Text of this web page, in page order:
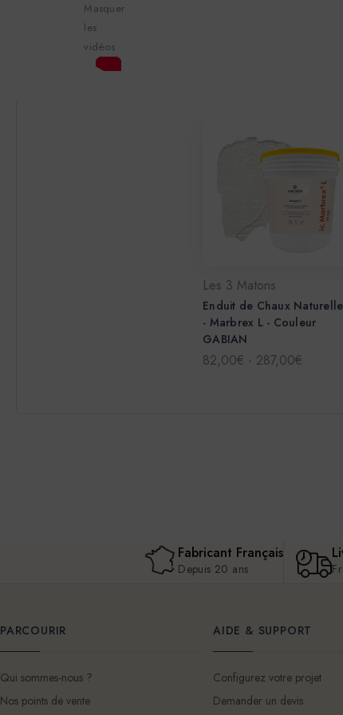
Masquer
les
vidéos
Les 3 Matons
Enduit de Chaux
- Marbrex L - Couleur
GABIAN
82,00€ - 287,00€
Fabricant Français
Depuis 20 ans
PARCOURIR
Qui sommes-nous ?
Nos points de vente
AIDE & SUPPORT
Configurez votre projet
Demander un devis